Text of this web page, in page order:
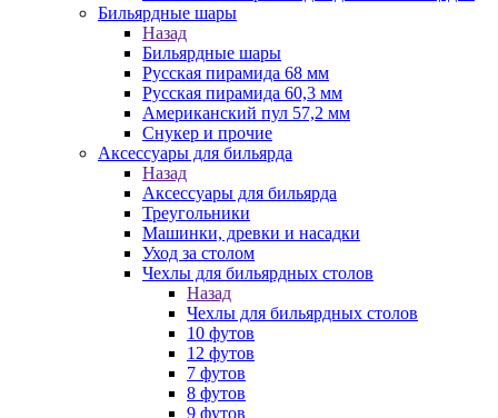
Бильярдные шары
Назад
Бильярдные шары
Русская пирамида 68 мм
Русская пирамида 60,3 мм
Американский пул 57,2 мм
Снукер и прочие
Аксессуары для бильярда
Назад
Аксессуары для бильярда
Треугольники
Машинки, древки и насадки
Уход за столом
Чехлы для бильярдных столов
Назад
Чехлы для бильярдных столов
10 футов
12 футов
7 футов
8 футов
9 футов